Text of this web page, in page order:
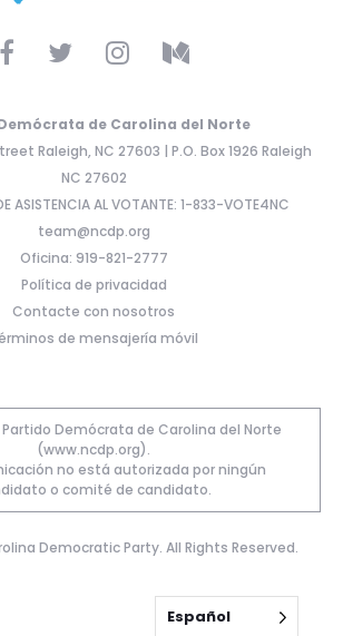
de Carolina del Norte
Raleigh, NC 27603 | P.O. Box 1926 Raleigh
NC 27602
ASISTENCIA AL VOTANTE: 1-833-VOTE4NC
team@ncdp.org
Oficina: 919-821-2777
Política de privacidad
Contacte con nosotros
de mensajería móvil
Demócrata de Carolina del Norte
(www.ncdp.org).
no está autorizada por ningún
o comité de candidato.
Democratic Party. All Rights Reserved.
Español